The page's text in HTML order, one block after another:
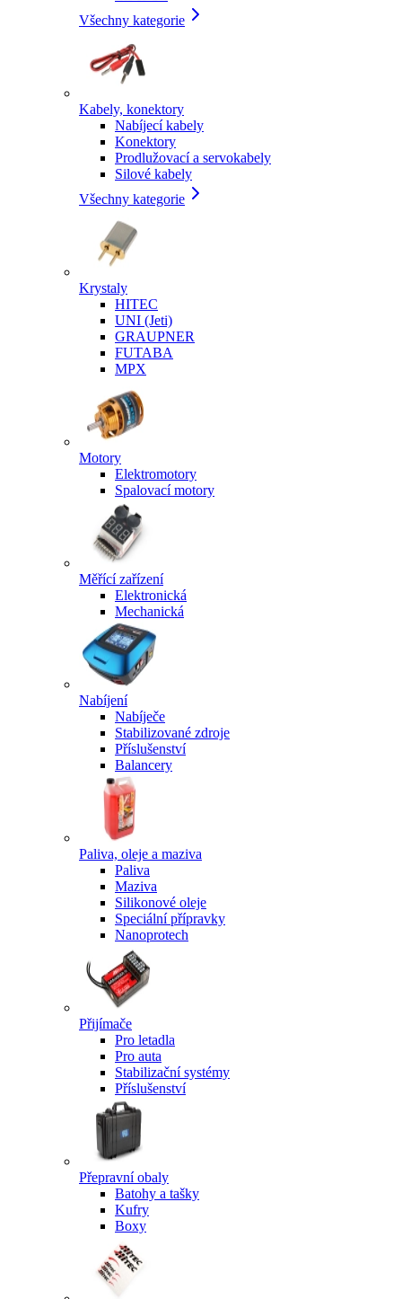
Všechny kategorie
Kabely, konektory
Nabíjecí kabely
Konektory
Prodlužovací a servokabely
Silové kabely
Všechny kategorie
Krystaly
HITEC
UNI (Jeti)
GRAUPNER
FUTABA
MPX
Motory
Elektromotory
Spalovací motory
Měřící zařízení
Elektronická
Mechanická
Nabíjení
Nabíječe
Stabilizované zdroje
Příslušenství
Balancery
Paliva, oleje a maziva
Paliva
Maziva
Silikonové oleje
Speciální přípravky
Nanoprotech
Přijímače
Pro letadla
Pro auta
Stabilizační systémy
Příslušenství
Přepravní obaly
Batohy a tašky
Kufry
Boxy